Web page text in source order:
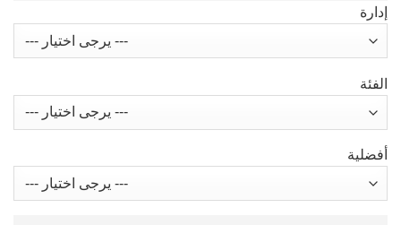
إدارة
الفئة
أفضلية